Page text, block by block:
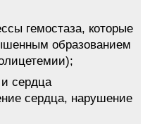
гемостаза, которые
образованием
сердца
сердца, нарушение